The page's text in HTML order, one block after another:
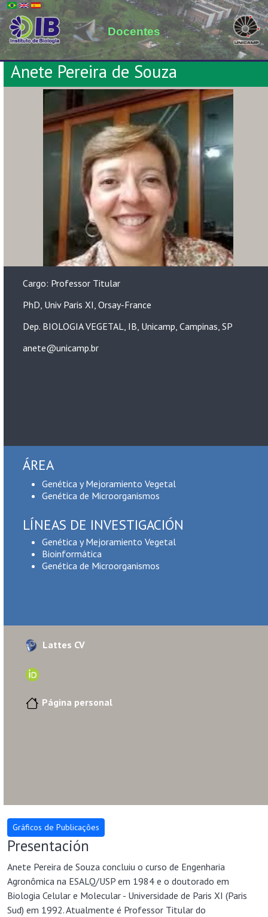
Docentes
Anete Pereira de Souza
Cargo: Professor Titular
PhD, Univ Paris XI, Orsay-France
Dep. BIOLOGIA VEGETAL, IB, Unicamp, Campinas, SP
anete@unicamp.br
ÁREA
Genética y Mejoramiento Vegetal
Genética de Microorganismos
LÍNEAS DE INVESTIGACIÓN
Genética y Mejoramiento Vegetal
Bioinformática
Genética de Microorganismos
Lattes CV
Página personal
Presentación
Anete Pereira de Souza concluiu o curso de Engenharia
Agronômica na ESALQ/USP em 1984 e o doutorado em
Biologia Celular e Molecular - Universidade de Paris XI (Paris
Sud) em 1992. Atualmente é Professor Titular do